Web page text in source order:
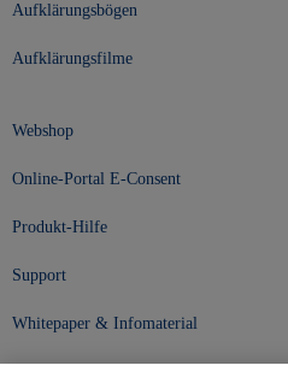
Aufklärungsbögen
Aufklärungsfilme
Webshop
Online-Portal E-Consent
Produkt-Hilfe
Support
Whitepaper & Infomaterial